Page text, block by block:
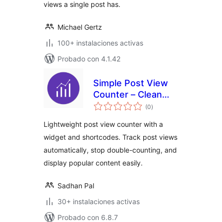
views a single post has.
Michael Gertz
100+ instalaciones activas
Probado con 4.1.42
Simple Post View
Counter – Clean
and Fast Post View
(0total
de
)
Lightweight post view counter with a
widget and shortcodes. Track post views
automatically, stop double-counting, and
display popular content easily.
Sadhan Pal
30+ instalaciones activas
Probado con 6.8.7